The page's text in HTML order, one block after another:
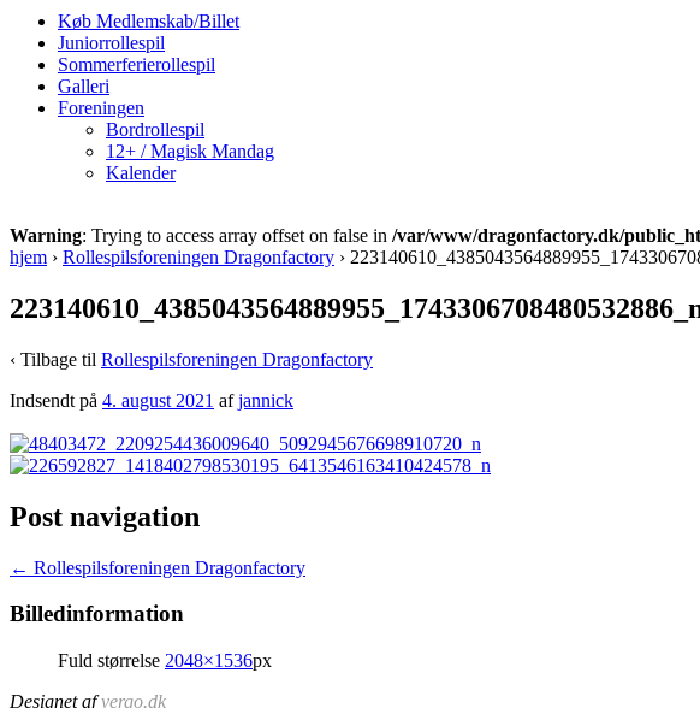
Køb Medlemskab/Billet
Juniorrollespil
Sommerferierollespil
Galleri
Foreningen
Bordrollespil
12+ / Magisk Mandag
Kalender
Warning: Trying to access array offset on false in /var/www/dragonfactory.dk/
hjem › Rollespilsforeningen Dragonfactory ›
‹ Tilbage til Rollespilsforeningen Dragonfactory
Indsendt på 4. august 2021 afjannick
Post navigation
← Rollespilsforeningen Dragonfactory
Billedinformation
Fuld størrelse 2048×1536px
Designet afvergo.dk